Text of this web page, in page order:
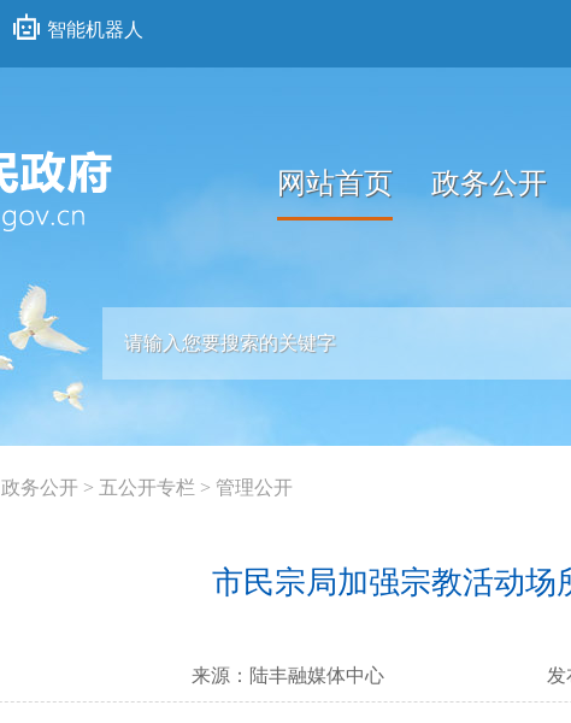
智能机器人
网站首页 政务公开
政务公开 > 五公开专栏 > 管理公开
市民宗局加强宗教活动场
来源： 陆丰融媒体中心 发